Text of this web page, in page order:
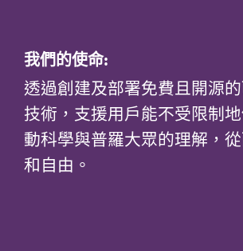
我們的使命:
透過創建及部署免費且開源
技術，支援用戶能不受限制
動科學與普羅大眾的理解，
和自由。